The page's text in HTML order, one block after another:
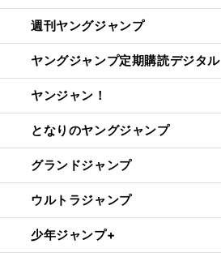
週刊ヤングジャンプ
ヤングジャンプ定期購読デジタル
ヤンジャン！
となりのヤングジャンプ
グランドジャンプ
ウルトラジャンプ
少年ジャンプ+